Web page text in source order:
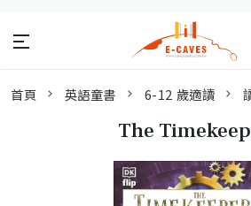
首頁 英語童書 6-12 歲適讀
The